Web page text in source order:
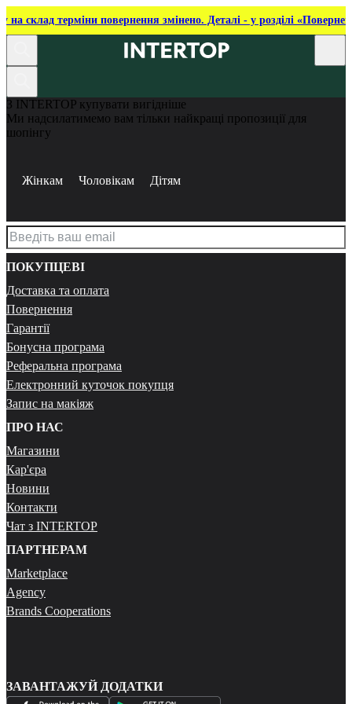
на склад терміни повернення змінено. Деталі - у розділі
З INTERTOP купувати вигідніше
Ми надсилатимемо вам тільки найкращі пропозиції для
шопінгу
Жінкам Чоловікам Дітям
ПОКУПЦЕВІ
Доставка та оплата
Повернення
Гарантії
Бонусна програма
Реферальна програма
Електронний куточок покупця
Запис на макіяж
ПРО НАС
Магазини
Кар'єра
Новини
Контакти
Чат з INTERTOP
ПАРТНЕРАМ
Marketplace
Agency
Brands Cooperations
ЗАВАНТАЖУЙ ДОДАТКИ